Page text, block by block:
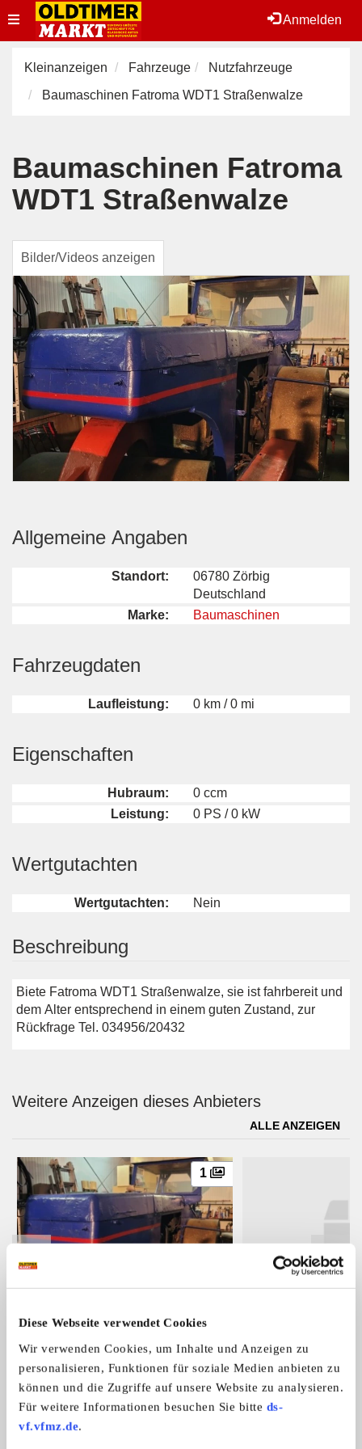
Diese Webseite verwendet Cookies
Wir verwenden Cookies, um Inhalte und Anzeigen zu
personalisieren, Funktionen für soziale Medien anbieten zu
können und die Zugriffe auf unsere Website zu analysieren.
Für weitere Informationen besuchen Sie bitte ds-
vf.vfmz.de.
Anmelden
Toggle
navigation
Kleinanzeigen Fahrzeuge
Nutzfahrzeuge
Baumaschinen Fatroma WDT1 Straßenwalze
Baumaschinen Fatroma
WDT1 Straßenwalze
Bilder/Videos anzeigen
Allgemeine Angaben
Standort:
06780 Zörbig
Deutschland
Marke:
Baumaschinen
Fahrzeugdaten
Laufleistung: 0 km / 0 mi
Eigenschaften
Hubraum:
0 ccm
Leistung:
0 PS / 0 kW
Wertgutachten
Wertgutachten: Nein
Beschreibung
Biete Fatroma WDT1 Straßenwalze, sie ist fahrbereit und
dem Alter entsprechend in einem guten Zustand, zur
Rückfrage Tel. 034956/20432
Weitere Anzeigen dieses Anbieters
ALLE ANZEIGEN
1
Straßenwalze
Biete Fatroma WDT1 Straßenwalze,
Das könnte Sie auch interessieren